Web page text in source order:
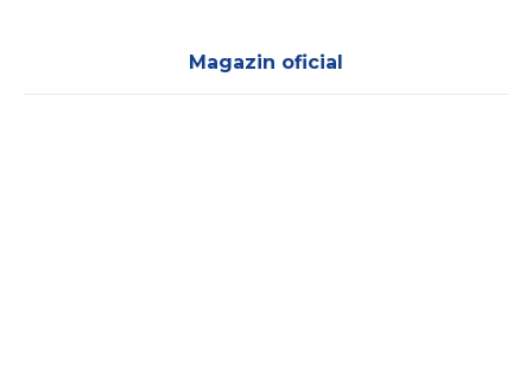
Magazin oficial